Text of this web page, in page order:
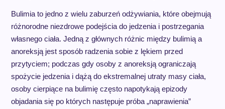
Bulimia to jedno z wielu zaburzeń odżywiania, które obejmują
różnorodne niezdrowe podejścia do jedzenia i postrzegania
własnego ciała. Jedną z głównych różnic między bulimią a
anoreksją jest sposób radzenia sobie z lękiem przed
przytyciem; podczas gdy osoby z anoreksją ograniczają
spożycie jedzenia i dążą do ekstremalnej utraty masy ciała,
osoby cierpiące na bulimię często napotykają epizody
objadania się po których następuje próba „naprawienia”